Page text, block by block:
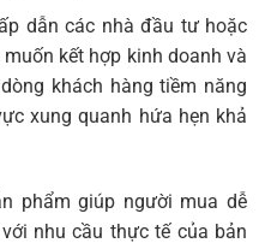
dẫn các nhà đầu tư hoặc
kết hợp kinh doanh và
khách hàng tiềm năng
xung quanh hứa hẹn khả
phẩm giúp người mua dễ
nhu cầu thực tế của bản